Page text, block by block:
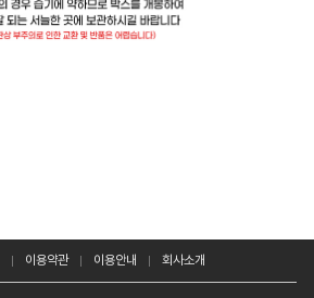
이용약관 이용안내 회사소개